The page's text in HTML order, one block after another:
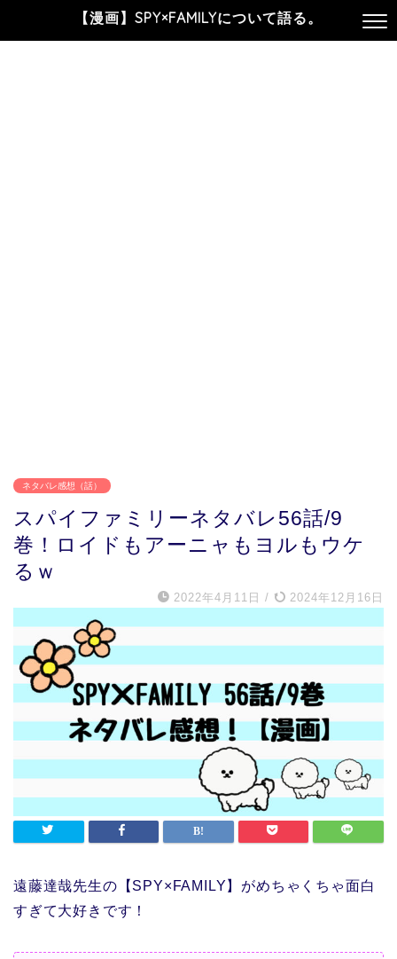
【漫画】SPY×FAMILYについて語る。
ネタバレ感想（話）
スパイファミリーネタバレ56話/9
巻！ロイドもアーニャもヨルもウケ
るｗ
2022年4月11日 / 2024年12月16日
遠藤達哉先生の【SPY×FAMILY】がめちゃくちゃ面白
すぎて大好きです！